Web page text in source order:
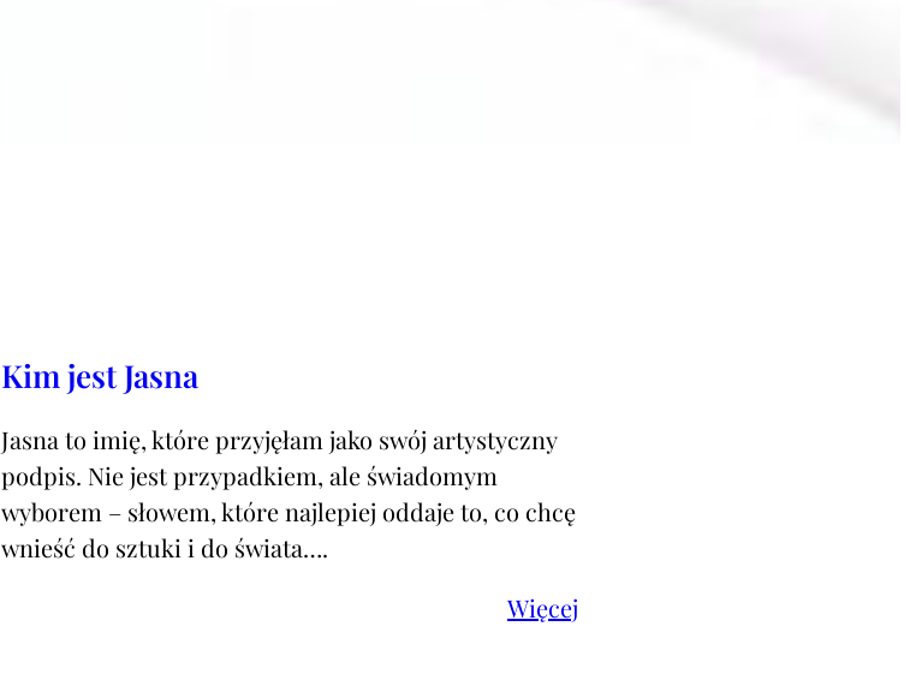
Kim jest Jasna
Jasna to imię, które przyjęłam jako swój artystyczny
podpis. Nie jest przypadkiem, ale świadomym
wyborem – słowem, które najlepiej oddaje to, co chcę
wnieść do sztuki i do świata….
Więcej